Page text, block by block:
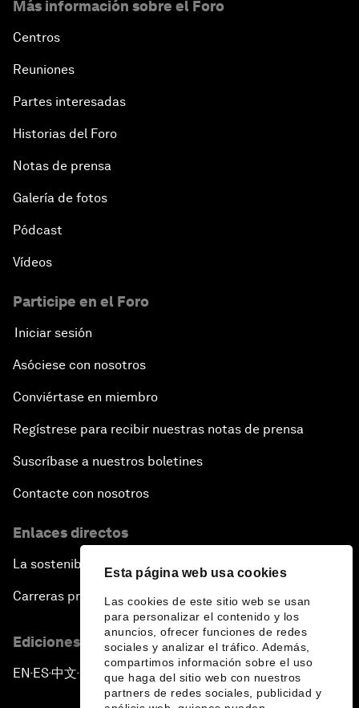
Esta página web usa cookies
Las cookies de este sitio web se usan
para personalizar el contenido y los
anuncios, ofrecer funciones de redes
sociales y analizar el tráfico. Además,
compartimos información sobre el uso
que haga del sitio web con nuestros
partners de redes sociales, publicidad y
Más información sobre el Foro
Centros
Reuniones
Partes interesadas
Historias del Foro
Notas de prensa
Galería de fotos
Pódcast
Vídeos
Participe en el Foro
Iniciar sesión
Asóciese con nosotros
Conviértase en miembro
Regístrese para recibir nuestras notas de prensa
Suscríbase a nuestros boletines
Contacte con nosotros
Enlaces directos
La sostenibilidad en el Foro
Carreras profesionales
Ediciones en otros idiomas
EN ▪ES▪中文▪ 日本語